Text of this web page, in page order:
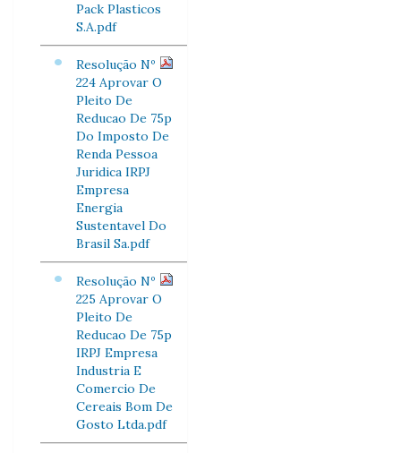
Pack Plasticos
S.A.pdf
Resolução Nº
224 Aprovar O
Pleito De
Reducao De 75p
Do Imposto De
Renda Pessoa
Juridica IRPJ
Empresa
Energia
Sustentavel Do
Brasil Sa.pdf
Resolução Nº
225 Aprovar O
Pleito De
Reducao De 75p
IRPJ Empresa
Industria E
Comercio De
Cereais Bom De
Gosto Ltda.pdf